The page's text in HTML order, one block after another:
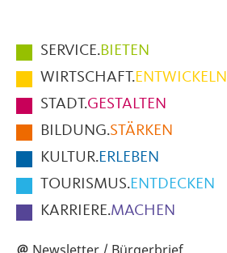
Hauptmenüpunkte
im
Fußbereich
der
Seite
SERVICE.BIETEN
WIRTSCHAFT.ENTWICKELN
STADT.GESTALTEN
BILDUNG.STÄRKEN
KULTUR.ERLEBEN
TOURISMUS.ENTDECKEN
KARRIERE.MACHEN